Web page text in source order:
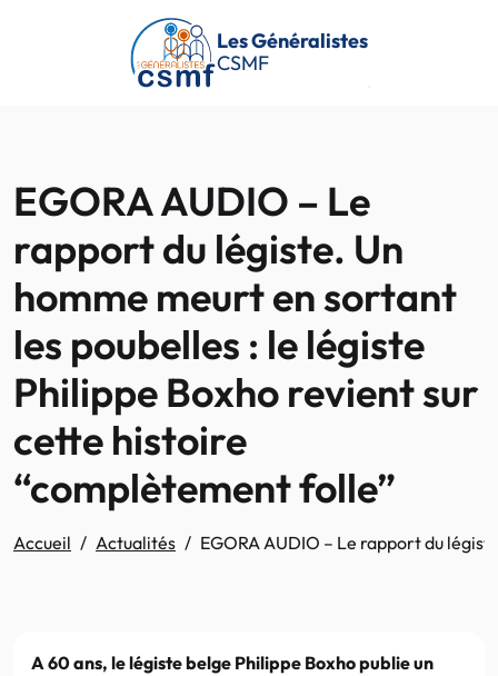
Passer au contenu principal
Les Généralistes
CSMF
EGORA AUDIO – Le
rapport du légiste. Un
homme meurt en sortant
les poubelles : le légiste
Philippe Boxho revient sur
cette histoire
“complètement folle”
Accueil Actualités EGORA AUDIO – Le rapport du
A 60 ans, le légiste belge Philippe Boxho publie un